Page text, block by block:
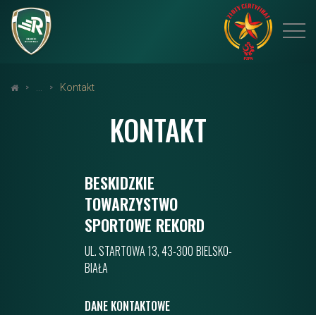
Kontakt
KONTAKT
BESKIDZKIE
TOWARZYSTWO
SPORTOWE REKORD
UL. STARTOWA 13, 43-300 BIELSKO-
BIAŁA
DANE KONTAKTOWE